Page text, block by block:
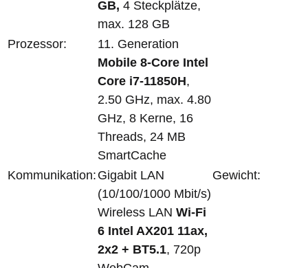
GB, 4 Steckplätze,
max. 128 GB
Prozessor:
11. Generation
Mobile 8-Core Intel
Core i7-11850H,
2.50 GHz, max. 4.80
GHz, 8 Kerne, 16
Threads, 24 MB
SmartCache
Kommunikation: Gigabit LAN
(10/100/1000 Mbit/s)
Wireless LAN Wi-Fi
6 Intel AX201 11ax,
2x2 + BT5.1, 720p
Gewicht: